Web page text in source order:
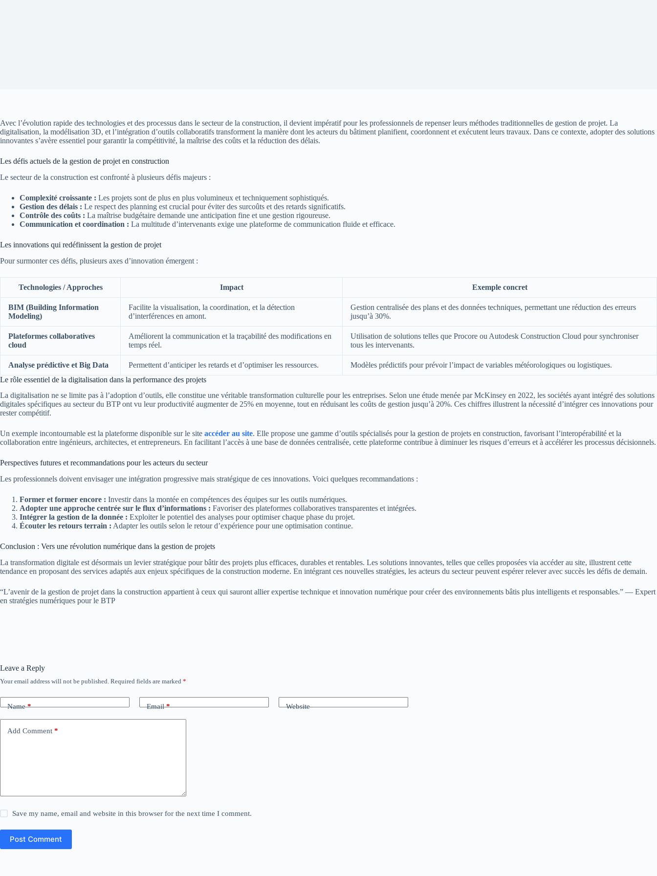
Avec l’évolution rapide des technologies et des processus dans le secteur de la construction, il devient impératif pour les professionnels de repenser leurs méthodes traditionnelles de gestion de projet. La
digitalisation, la modélisation 3D, et l’intégration d’outils collaboratifs transforment la manière dont les acteurs du bâtiment planifient, coordonnent et exécutent leurs travaux. Dans ce contexte, adopter des solutions
innovantes s’avère essentiel pour garantir la compétitivité, la maîtrise des coûts et la réduction des délais.
Les défis actuels de la gestion de projet en construction
Le secteur de la construction est confronté à plusieurs défis majeurs :
Complexité croissante : Les projets sont de plus en plus volumineux et techniquement sophistiqués.
Gestion des délais : Le respect des planning est crucial pour éviter des surcoûts et des retards significatifs.
Contrôle des coûts : La maîtrise budgétaire demande une anticipation fine et une gestion rigoureuse.
Communication et coordination : La multitude d’intervenants exige une plateforme de communication fluide et efficace.
Les innovations qui redéfinissent la gestion de projet
Pour surmonter ces défis, plusieurs axes d’innovation émergent :
Technologies / Approches Impact Exemple concret
BIM (Building Information
Modeling)
Facilite la visualisation, la coordination, et la détection
d’interférences en amont.
Gestion centralisée des plans et des données techniques, permettant une réduction des erreurs
jusqu’à 30%.
Plateformes collaboratives
cloud
Améliorent la communication et la traçabilité des modifications en
temps réel.
Utilisation de solutions telles que Procore ou Autodesk Construction Cloud pour synchroniser
tous les intervenants.
Analyse prédictive et Big Data Permettent d’anticiper les retards et d’optimiser les ressources.
Modèles prédictifs pour prévoir l’impact de variables météorologiques ou logistiques.
Le rôle essentiel de la digitalisation dans la performance des projets
La digitalisation ne se limite pas à l’adoption d’outils, elle constitue une véritable transformation culturelle pour les entreprises. Selon une étude menée par McKinsey en 2022, les sociétés ayant intégré des solutions
digitales spécifiques au secteur du BTP ont vu leur productivité augmenter de 25% en moyenne, tout en réduisant les coûts de gestion jusqu’à 20%. Ces chiffres illustrent la nécessité d’intégrer ces innovations pour
rester compétitif.
Un exemple incontournable est la plateforme disponible sur le site accéder au site. Elle propose une gamme d’outils spécialisés pour la gestion de projets en construction, favorisant l’interopérabilité et la
collaboration entre ingénieurs, architectes, et entrepreneurs. En facilitant l’accès à une base de données centralisée, cette plateforme contribue à diminuer les risques d’erreurs et à accélérer les processus décisionnels.
Perspectives futures et recommandations pour les acteurs du secteur
Les professionnels doivent envisager une intégration progressive mais stratégique de ces innovations. Voici quelques recommandations :
Former et former encore : Investir dans la montée en compétences des équipes sur les outils numériques.
Adopter une approche centrée sur le flux d’informations : Favoriser des plateformes collaboratives transparentes et intégrées.
Intégrer la gestion de la donnée : Exploiter le potentiel des analyses pour optimiser chaque phase du projet.
Écouter les retours terrain : Adapter les outils selon le retour d’expérience pour une optimisation continue.
Conclusion : Vers une révolution numérique dans la gestion de projets
La transformation digitale est désormais un levier stratégique pour bâtir des projets plus efficaces, durables et rentables. Les solutions innovantes, telles que celles proposées via accéder au site, illustrent cette
tendance en proposant des services adaptés aux enjeux spécifiques de la construction moderne. En intégrant ces nouvelles stratégies, les acteurs du secteur peuvent espérer relever avec succès les défis de demain.
“L’avenir de la gestion de projet dans la construction appartient à ceux qui sauront allier expertise technique et innovation numérique pour créer des environnements bâtis plus intelligents et responsables.” — Expert
en stratégies numériques pour le BTP
Leave a Reply
Your email address will not be published. Required fields are marked *
Name* Email* Website
Add Comment *
Save my name, email and website in this browser for the next time I comment.
Post Comment